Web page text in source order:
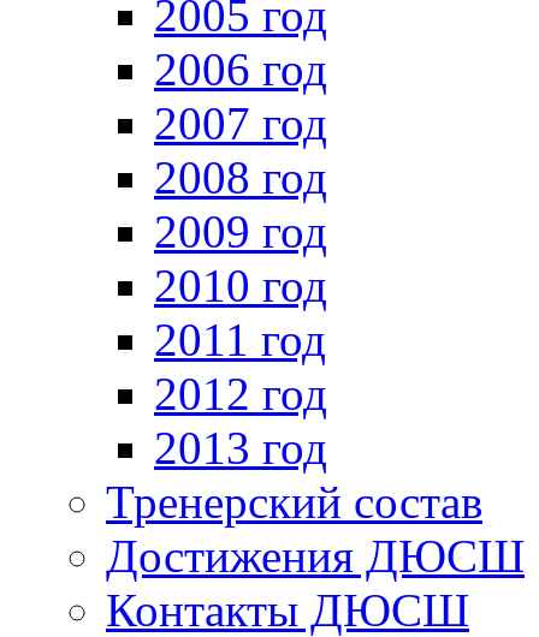
2005 год
2006 год
2007 год
2008 год
2009 год
2010 год
2011 год
2012 год
2013 год
Тренерский состав
Достижения ДЮСШ
Контакты ДЮСШ